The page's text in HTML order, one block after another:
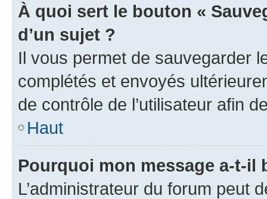
À quoi sert le bouton «
d’un sujet ?
Il vous permet de sauvegarder
complétés et envoyés
de contrôle de l’utilisateur afin
Haut
Pourquoi mon message a-t-il
L’administrateur du forum peut